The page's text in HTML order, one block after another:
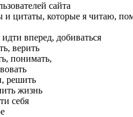
сайта
и цитаты, которые я читаю,
вперед, добиваться
верить
понимать,
решить
жизнь
себя